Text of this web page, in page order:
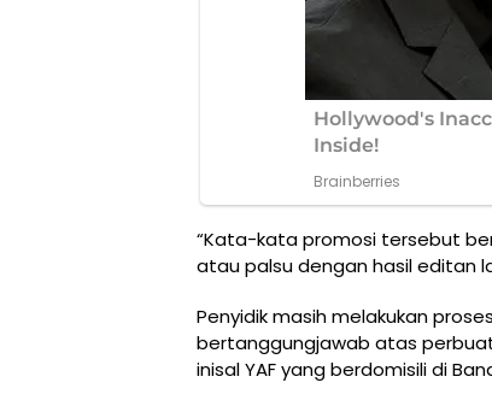
“Kata-kata promosi tersebut
atau palsu dengan hasil editan
Penyidik masih melakukan
bertanggungjawab atas
inisal YAF yang berdomisili di